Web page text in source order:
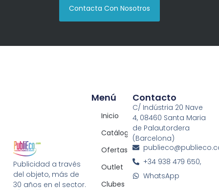
Contacta Con Nosotros
Publicidad a través
del objeto, más de
30 años en el sector.
Menú
Inicio
Catálogos
Ofertas
Outlet
Clubes
Contacto
C/ Indústria 20 Nave
4, 08460 Santa Maria
de Palautordera
(Barcelona)
+34 938 479 650,
WhatsApp